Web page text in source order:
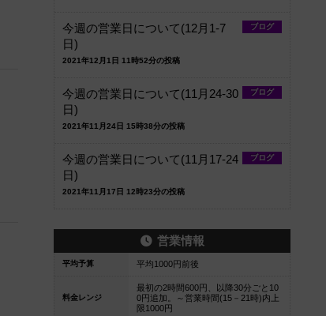
ブログ
今週の営業日について(12月1‐7
日)
2021年12月1日 11時52分の投稿
ブログ
今週の営業日について(11月24‐30
日)
2021年11月24日 15時38分の投稿
ブログ
今週の営業日について(11月17-24
日)
2021年11月17日 12時23分の投稿
営業情報
平均予算 平均1000円前後
料金レンジ
最初の2時間600円、以降30分ごと10
0円追加。～営業時間(15－21時)内上
限1000円